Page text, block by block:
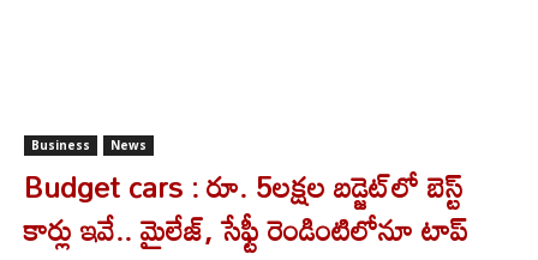
Business News
Budget cars : రూ. 5లక్షల బడ్జెట్‌లో బెస్ట్
కార్లు ఇవే.. మైలేజ్, సేఫ్టీ రెండింటిలోనూ టాప్